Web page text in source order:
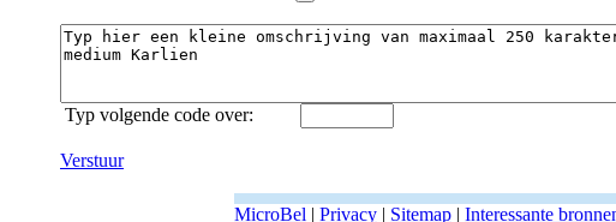
Typ volgende code over:
Verstuur
MicroBel | Privacy | Sitemap | Interessante